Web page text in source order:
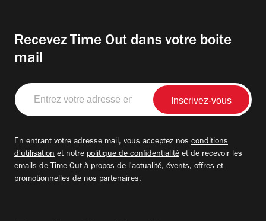
Recevez Time Out dans votre boite
mail
Entrez
votre
adresse
En entrant votre adresse mail, vous acceptez nos conditions
d'utilisation et notre politique de confidentialité et de recevoir les
emails de Time Out à propos de l'actualité, évents, offres et
promotionnelles de nos partenaires.